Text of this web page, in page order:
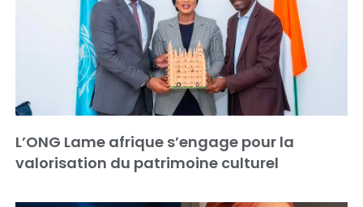
L’ONG Lame afrique s’engage pour la
valorisation du patrimoine culturel